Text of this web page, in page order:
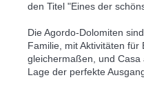
den Titel "Eines der
Die Agordo-Dolomiten
Familie, mit Aktivitäten für
gleichermaßen, und
Lage der perfekte